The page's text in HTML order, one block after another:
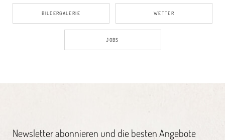
BILDERGALERIE WETTER
JOBS
Newsletter abonnieren und die besten Angebote